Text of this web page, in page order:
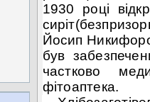
1930 році
Йосип
був
частково
фітоаптека.